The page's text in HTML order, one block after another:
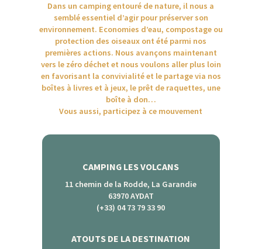
Dans un camping entouré de nature, il nous a
semblé essentiel d’agir pour préserver son
environnement. Economies d’eau, compostage ou
protection des oiseaux ont été parmi nos
premières actions. Nous avançons maintenant
vers le zéro déchet et nous voulons aller plus loin
en favorisant la convivialité et le partage via nos
boîtes à livres et à jeux, le prêt de raquettes, une
boîte à don…
Vous aussi, participez à ce mouvement
CAMPING LES VOLCANS
11 chemin de la Rodde, La Garandie
63970 AYDAT
(+33) 04 73 79 33 90
ATOUTS DE LA DESTINATION